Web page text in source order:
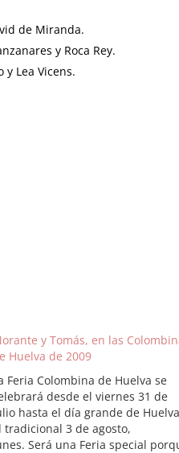
de Miranda.
y Roca Rey.
y Lea Vicens.
y Tomás, en las
Huelva de 2009
Feria Colombina de Huelva se
desde el viernes 31 de
hasta el día grande de
tradicional 3 de agosto,
Será una Feria special